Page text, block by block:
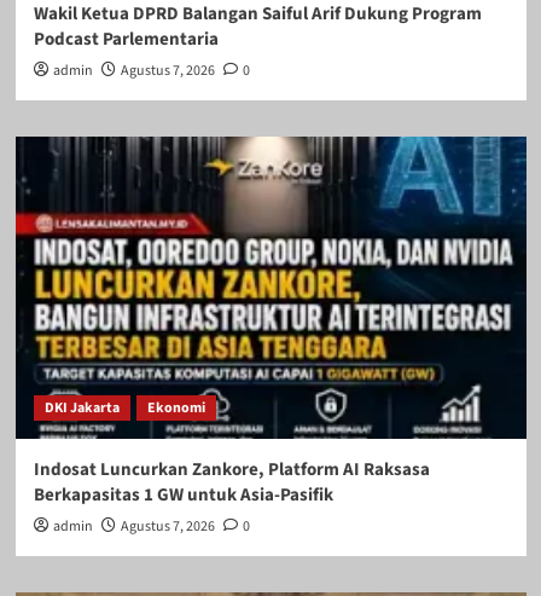
Wakil Ketua DPRD Balangan Saiful Arif Dukung Program
Podcast Parlementaria
admin Agustus 7, 2026 0
DKI Jakarta Ekonomi
Indosat Luncurkan Zankore, Platform AI Raksasa
Berkapasitas 1 GW untuk Asia-Pasifik
admin Agustus 7, 2026 0